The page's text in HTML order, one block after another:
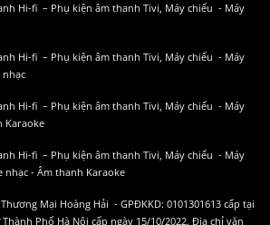
Hi-fi – Phụ kiện âm thanh Tivi, Máy chiếu - Máy
Hi-fi – Phụ kiện âm thanh Tivi, Máy chiếu - Máy
nhạc
Hi-fi – Phụ kiện âm thanh Tivi, Máy chiếu - Máy
Karaoke
Hi-fi – Phụ kiện âm thanh Tivi, Máy chiếu - Máy
nhạc - Âm thanh Karaoke
Mại Hoàng Hải - GPĐKKD: 0101301613 cấp tại
Phố Hà Nội cấp ngày 15/10/2022. Địa chỉ văn